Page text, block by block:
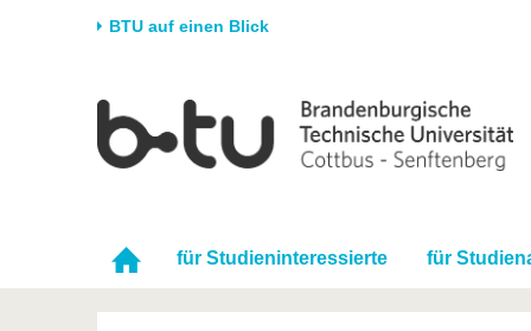
BTU auf einen Blick
Universität
Karriere & Engagement
Partnerschaften &
Strukturwandel
Forschung
Förderung
Wissenschaftlicher
Nachwuchs
Im
für Studieninteressierte für